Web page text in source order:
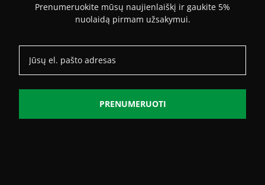
Prenumeruokite mūsų naujienlaiškį ir gaukite 5%
nuolaidą pirmam užsakymui.
PRENUMERUOTI